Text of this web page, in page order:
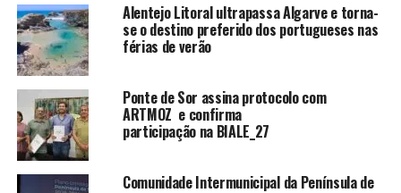
Alentejo Litoral ultrapassa Algarve e torna-
se o destino preferido dos portugueses nas
férias de verão
Ponte de Sor assina protocolo com
ARTMOZ e confirma
participação na BIALE_27
Comunidade Intermunicipal da Península de